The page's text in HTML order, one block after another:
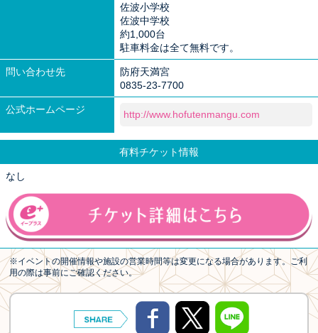
佐波小学校
佐波中学校
約1,000台
駐車料金は全て無料です。
問い合わせ先
防府天満宮
0835-23-7700
公式ホームページ http://www.hofutenmangu.com
有料チケット情報
なし
※イベントの開催情報や施設の営業時間等は変更になる場合があります。ご利
用の際は事前にご確認ください。